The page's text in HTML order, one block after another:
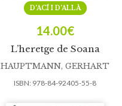
L’heretge de Soana
D’ACÍ I D’ALLÀ
14.00€
HAUPTMANN, GERHART
ISBN: 978-84-92405-55-8